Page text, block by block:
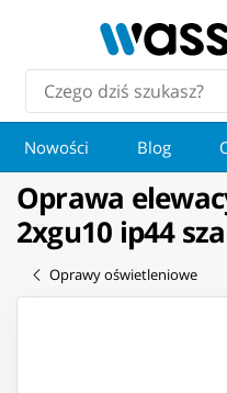
Nowości Blog
Oprawa
2xgu10 ip44
Oprawy oświetleniowe